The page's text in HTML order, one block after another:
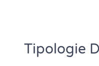
Tipologie